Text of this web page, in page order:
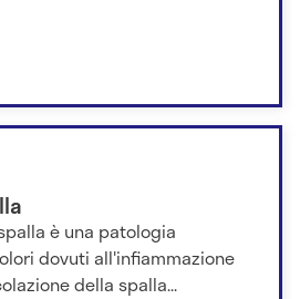
è una patologia
dovuti all'infiammazione
della spalla...